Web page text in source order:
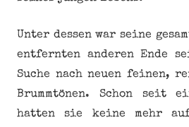
Unter dessen war seine
entfernten anderen Ende
Suche nach neuen feinen,
Brummtönen. Schon seit
hatten sie keine mehr